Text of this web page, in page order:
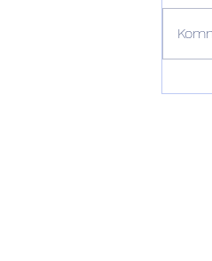
Giiz